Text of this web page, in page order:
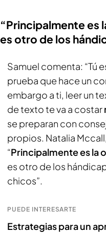
“Principalmente es
es otro de los
Samuel comenta: “Tú
prueba que hace un
embargo a ti, leer un
de texto te va a costar
se preparan con
propios. Natalia
“Principalmente es la
es otro de los
chicos”.
PUEDE INTERESARTE
Estrategias para un